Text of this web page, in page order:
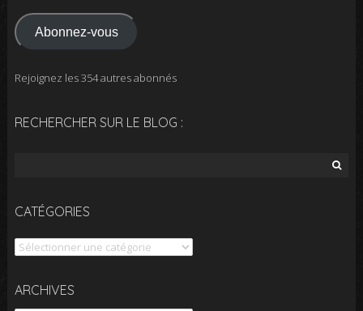
mail
Abonnez-vous
Rejoignez les 354 autres abonnés
RECHERCHER SUR LE BLOG :
CATÉGORIES
Catégories
ARCHIVES
Archives